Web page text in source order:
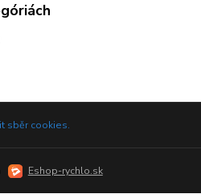
sběr cookies.
Eshop-rychlo.sk